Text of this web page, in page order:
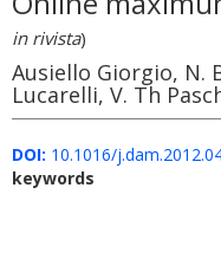
in rivista)
Ausiello Giorgio, N.
Lucarelli, V. Th
DOI: 10.1016/
keywords